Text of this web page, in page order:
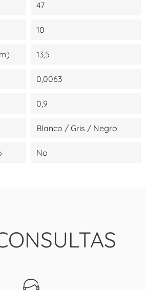
47
10
13,5
0,0063
0,9
Blanco / Gris / Negro
No